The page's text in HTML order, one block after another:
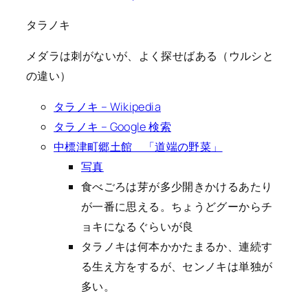
タラノキ
メダラは刺がないが、よく探せばある（ウルシと
の違い）
タラノキ – Wikipedia
タラノキ – Google 検索
中標津町郷土館 「道端の野菜」
写真
食べごろは芽が多少開きかけるあたり
が一番に思える。ちょうどグーからチ
ョキになるぐらいが良
タラノキは何本かかたまるか、連続す
る生え方をするが、センノキは単独が
多い。